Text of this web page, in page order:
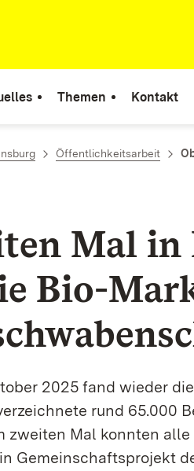
Themen Kontakt
Öffentlichkeitsarbeit
Mal in
Bio-
2025 fand wieder
rund 65.000
zweiten Mal konnten
Gemeinschaftsprojekt